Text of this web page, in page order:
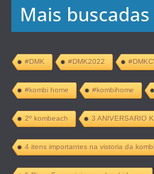
Mais buscadas
#DMK #DMK2022
#kombi home #kombihome
2º kombeach 3 ANIVERSARIO
4 itens importantes na vistoria da kombi